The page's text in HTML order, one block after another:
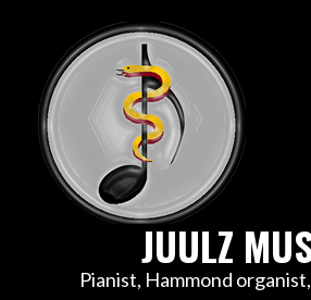
inhoud
JUULZ
Pianist, Hammond